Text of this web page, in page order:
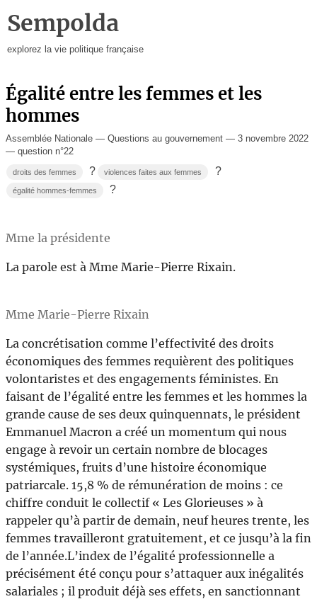
Sempolda
explorez la vie politique française
Égalité entre les femmes et les
hommes
Assemblée Nationale — Questions au gouvernement — 3 novembre 2022
— question n°22
droits des femmes ? violences faites aux femmes ?
égalité hommes-femmes ?
Mme la présidente
La parole est à Mme Marie-Pierre Rixain.
Mme Marie-Pierre Rixain
La concrétisation comme l’effectivité des droits
économiques des femmes requièrent des politiques
volontaristes et des engagements féministes. En
faisant de l’égalité entre les femmes et les hommes la
grande cause de ses deux quinquennats, le président
Emmanuel Macron a créé un momentum qui nous
engage à revoir un certain nombre de blocages
systémiques, fruits d’une histoire économique
patriarcale. 15,8 % de rémunération de moins : ce
chiffre conduit le collectif « Les Glorieuses » à
rappeler qu’à partir de demain, neuf heures trente, les
femmes travailleront gratuitement, et ce jusqu’à la fin
de l’année.L’index de l’égalité professionnelle a
précisément été conçu pour s’attaquer aux inégalités
salariales ; il produit déjà ses effets, en sanctionnant